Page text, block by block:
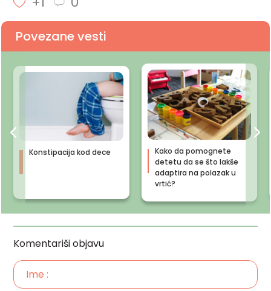
Povezane vesti
Konstipacija kod dece
Kako da pomognete
detetu da se što lakše
adaptira na polazak u
vrtić?
Komentariši objavu